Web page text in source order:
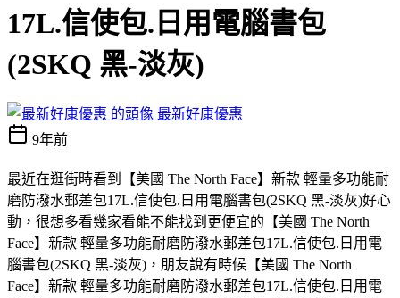
17L.信使包.日用電腦書包
(2SKQ 黑-淡灰)
最新好康優惠
9年前
最近在逛街時看到【美國 The North Face】新款 輕量多功能耐
磨防潑水郵差包17L.信使包.日用電腦書包(2SKQ 黑-淡灰)好心
動，很想多看幾家看能不能找到更便宜的【美國 The North
Face】新款 輕量多功能耐磨防潑水郵差包17L.信使包.日用電
腦書包(2SKQ 黑-淡灰)，朋友說有時候【美國 The North
Face】新款 輕量多功能耐磨防潑水郵差包17L.信使包.日用電